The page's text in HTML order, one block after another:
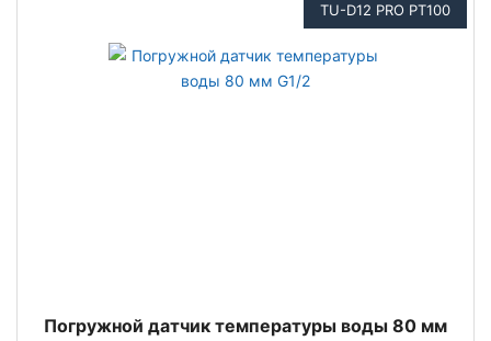
TU-D12 PRO PT100
Погружной датчик температуры воды 80 мм